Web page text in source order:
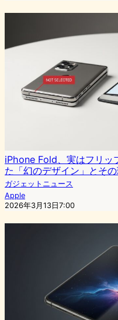
iPhone Fold、実はフリ
た「幻のデザイン」とそ
ガジェットニュース
Apple
2026年3月13日7:00